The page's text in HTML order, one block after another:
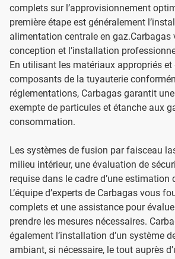
complets sur l’approvisionnement
première étape est généralement
alimentation centrale en gaz.Carbagas
conception et l’installation
En utilisant les matériaux appropriés
composants de la tuyauterie
réglementations, Carbagas garantit
exempte de particules et étanche aux
consommation.
Les systèmes de fusion par faisceau
milieu intérieur, une évaluation de
requise dans le cadre d’une estimation
L’équipe d’experts de Carbagas vous
complets et une assistance pour
prendre les mesures nécessaires.
également l’installation d’un système
ambiant, si nécessaire, le tout auprès